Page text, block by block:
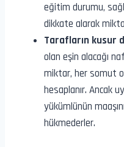
eğitim durumu,
dikkate alarak
Tarafların kusur
olan eşin alacağı
miktar, her somut
hesaplanır. Ancak
yükümlünün
hükmederler.